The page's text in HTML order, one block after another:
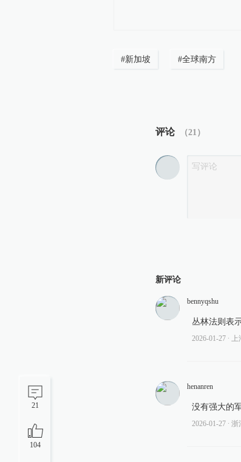
21
104
#新加坡 #全球南方
评论 （21 ）
新评论
bennyqshu
丛林法则表
2026-01-27 ∙ 上
henanren
没有强大的
2026-01-27 ∙ 浙